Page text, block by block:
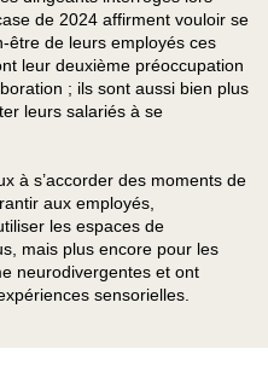
de 2024 affirment vouloir se
être de leurs employés ces
leur deuxième préoccupation
; ils sont aussi bien plus
leurs salariés à se
à s’accorder des moments de
aux employés,
les espaces de
mais plus encore pour les
neurodivergentes et ont
sensorielles.